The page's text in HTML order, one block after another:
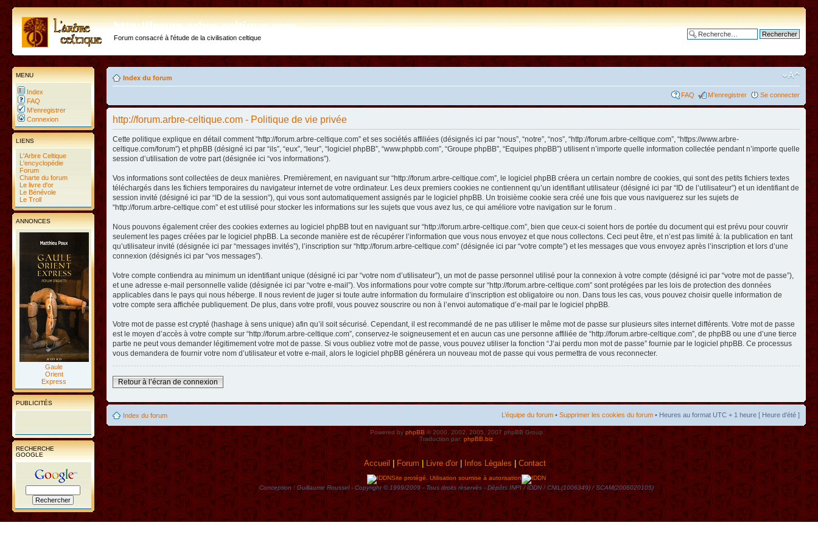
http://forum.arbre-celtique.com
Forum consacré à l'étude de la civilisation celtique
MENU
Index
FAQ
M’enregistrer
Connexion
LIENS
L'Arbre Celtique
L'encyclopédie
Forum
Charte du forum
Le livre d'or
Le Bénévole
Le Troll
ANNONCES
Gaule
Orient
Express
PUBLICITÉS
RECHERCHE
GOOGLE
Index du forum
FAQ M’enregistrer Se connecter
http://forum.arbre-celtique.com - Politique de vie privée
Cette politique explique en détail comment “http://forum.arbre-celtique.com” et ses sociétés affiliées (désignés ici par “nous”, “notre”, “nos”, “http://forum.arbre-celtique.com”, “https://www.arbre-
celtique.com/forum”) et phpBB (désigné ici par “ils”, “eux”, “leur”, “logiciel phpBB”, “www.phpbb.com”, “Groupe phpBB”, “Equipes phpBB”) utilisent n’importe quelle information collectée pendant n’importe quelle
session d’utilisation de votre part (désignée ici “vos informations”).
Vos informations sont collectées de deux manières. Premièrement, en naviguant sur “http://forum.arbre-celtique.com”, le logiciel phpBB créera un certain nombre de cookies, qui sont des petits fichiers textes
téléchargés dans les fichiers temporaires du navigateur internet de votre ordinateur. Les deux premiers cookies ne contiennent qu’un identifiant utilisateur (désigné ici par “ID de l’utilisateur”) et un identifiant de
session invité (désigné ici par “ID de la session”), qui vous sont automatiquement assignés par le logiciel phpBB. Un troisième cookie sera créé une fois que vous naviguerez sur les sujets de
“http://forum.arbre-celtique.com” et est utilisé pour stocker les informations sur les sujets que vous avez lus, ce qui améliore votre navigation sur le forum .
Nous pouvons également créer des cookies externes au logiciel phpBB tout en naviguant sur “http://forum.arbre-celtique.com”, bien que ceux-ci soient hors de portée du document qui est prévu pour couvrir
seulement les pages créées par le logiciel phpBB. La seconde manière est de récupérer l’information que vous nous envoyez et que nous collectons. Ceci peut être, et n’est pas limité à: la publication en tant
qu’utilisateur invité (désignée ici par “messages invités”), l’inscription sur “http://forum.arbre-celtique.com” (désignée ici par “votre compte”) et les messages que vous envoyez après l’inscription et lors d’une
connexion (désignés ici par “vos messages”).
Votre compte contiendra au minimum un identifiant unique (désigné ici par “votre nom d’utilisateur”), un mot de passe personnel utilisé pour la connexion à votre compte (désigné ici par “votre mot de passe”),
et une adresse e-mail personnelle valide (désignée ici par “votre e-mail”). Vos informations pour votre compte sur “http://forum.arbre-celtique.com” sont protégées par les lois de protection des données
applicables dans le pays qui nous héberge. Il nous revient de juger si toute autre information du formulaire d’inscription est obligatoire ou non. Dans tous les cas, vous pouvez choisir quelle information de
votre compte sera affichée publiquement. De plus, dans votre profil, vous pouvez souscrire ou non à l’envoi automatique d’e-mail par le logiciel phpBB.
Votre mot de passe est crypté (hashage à sens unique) afin qu’il soit sécurisé. Cependant, il est recommandé de ne pas utiliser le même mot de passe sur plusieurs sites internet différents. Votre mot de passe
est le moyen d’accès à votre compte sur “http://forum.arbre-celtique.com”, conservez-le soigneusement et en aucun cas une personne affiliée de “http://forum.arbre-celtique.com”, de phpBB ou une d’une tierce
partie ne peut vous demander légitimement votre mot de passe. Si vous oubliez votre mot de passe, vous pouvez utiliser la fonction “J’ai perdu mon mot de passe” fournie par le logiciel phpBB. Ce processus
vous demandera de fournir votre nom d’utilisateur et votre e-mail, alors le logiciel phpBB générera un nouveau mot de passe qui vous permettra de vous reconnecter.
Retour à l’écran de connexion
Index du forum L’équipe du forum • Supprimer les cookies du forum • Heures au format UTC + 1 heure [ Heure d’été ]
Powered byphpBB© 2000, 2002, 2005, 2007 phpBB Group
Traduction par:phpBB.biz
Accueil|Forum|Livre d'or|Infos Lègales|Contact
Site protégé. Utilisation soumise à autorisation
Conception : Guillaume Roussel - Copyright © 1999/2009 - Tous droits rèservès - Dèpôts INPI / IDDN / CNIL(1006349) / SCAM(2006020105)